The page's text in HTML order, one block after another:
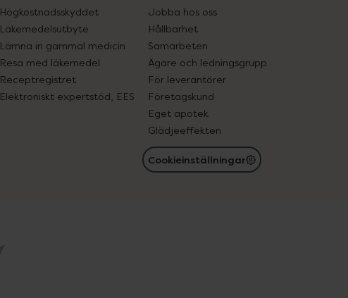
Högkostnadsskyddet
Läkemedelsutbyte
Lämna in gammal medicin
Resa med läkemedel
Receptregistret
Elektroniskt expertstöd, EES
Jobba hos oss
Hållbarhet
Samarbeten
Ägare och ledningsgrupp
För leverantörer
Företagskund
Eget apotek
Glädjeeffekten
Cookieinställningar